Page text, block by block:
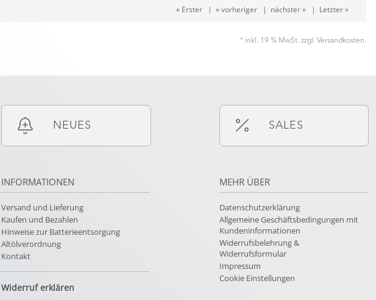
« Erster| « vorheriger| nächster »| Letzter »
* inkl. 19 % MwSt. zzgl. Versandkosten.
NEUES
INFORMATIONEN
Versand und Lieferung
Kaufen und Bezahlen
Hinweise zur Batterieentsorgung
Altölverordnung
Kontakt
Widerruf erklären
SALES
MEHR ÜBER
Datenschutzerklärung
Allgemeine Geschäftsbedingungen mit
Kundeninformationen
Widerrufsbelehrung &
Widerrufsformular
Impressum
Cookie Einstellungen